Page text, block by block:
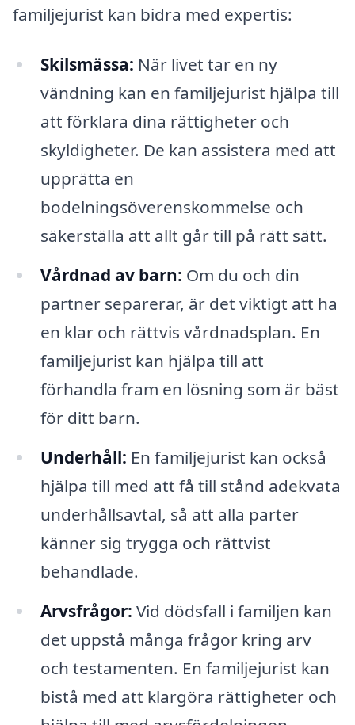
familjejurist kan bidra med expertis:
Skilsmässa: När livet tar en ny
vändning kan en familjejurist hjälpa till
att förklara dina rättigheter och
skyldigheter. De kan assistera med att
upprätta en
bodelningsöverenskommelse och
säkerställa att allt går till på rätt sätt.
Vårdnad av barn: Om du och din
partner separerar, är det viktigt att ha
en klar och rättvis vårdnadsplan. En
familjejurist kan hjälpa till att
förhandla fram en lösning som är bäst
för ditt barn.
Underhåll: En familjejurist kan också
hjälpa till med att få till stånd adekvata
underhållsavtal, så att alla parter
känner sig trygga och rättvist
behandlade.
Arvsfrågor: Vid dödsfall i familjen kan
det uppstå många frågor kring arv
och testamenten. En familjejurist kan
bistå med att klargöra rättigheter och